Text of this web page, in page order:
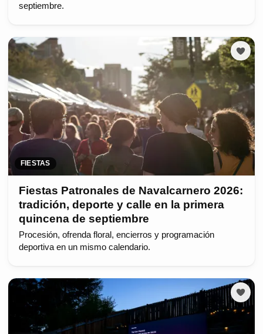
septiembre.
FIESTAS
Fiestas Patronales de Navalcarnero 2026:
tradición, deporte y calle en la primera
quincena de septiembre
Procesión, ofrenda floral, encierros y programación
deportiva en un mismo calendario.